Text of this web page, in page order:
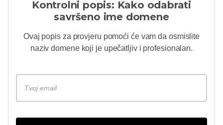
Kontrolni popis: Kako odabrati
savršeno ime domene
Ovaj popis za provjeru pomoći će vam da osmislite
naziv domene koji je upečatljiv i profesionalan.